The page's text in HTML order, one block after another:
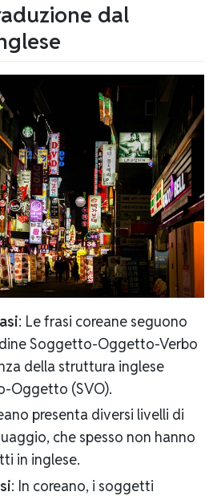
dal
: Le frasi coreane seguono
Soggetto-Oggetto-Verbo
della struttura inglese
Oggetto (SVO).
presenta diversi livelli di
che spesso non hanno
in inglese.
: In coreano, i soggetti